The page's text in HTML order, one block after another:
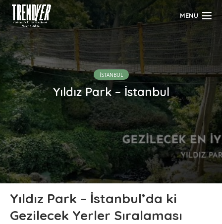
MENU
İSTANBUL
Yıldız Park – İstanbul
Yıldız Park – İstanbul’da ki
Gezilecek Yerler Sıralaması